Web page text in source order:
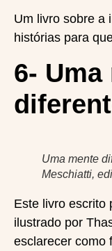
Um livro sobre a
histórias para
6- Uma
Uma mente
Meschiatti,
Este livro escrito
ilustrado por
esclarecer como